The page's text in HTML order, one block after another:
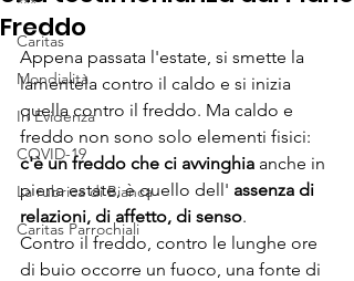
Caritas
Mondialità
In Evidenza
COVID-19
La rubrica di Bianca
Caritas Parrochiali
Freddo
Appena passata l'estate, si smette la
lamentela contro il caldo e si inizia
quella contro il freddo. Ma caldo e
freddo non sono solo elementi fisici:
c'è un freddo che ci avvinghia anche in
piena estate, è quello dell' assenza di
relazioni, di affetto, di senso.
Contro il freddo, contro le lunghe ore
di buio occorre un fuoco, una fonte di